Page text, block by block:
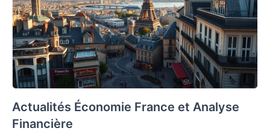
Actualités Économie France et Analyse
Financière